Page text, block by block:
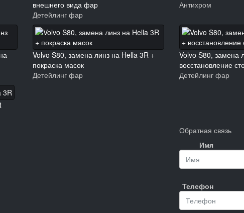
внешнего вида фар
Детейлинг фар
Антихром
Volvo S80, замена линз на Hella 3R +
покраска масок
Детейлинг фар
Volvo S80, замена
восстановление
Детейлинг фар
Обратная связь
Имя
Телефон